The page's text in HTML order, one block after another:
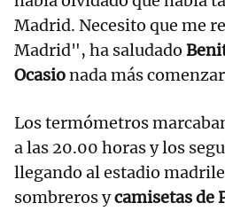
Madrid. Necesito que me
Madrid", ha saludado
Ocasionada más
Los termómetros
a las 20.00 horas y los
llegando al estadio
sombreros ycamisetas de